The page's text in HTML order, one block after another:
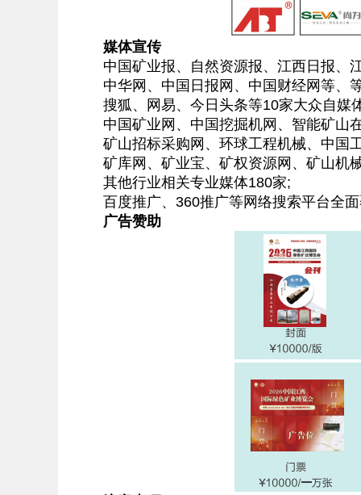
媒体宣传
中国矿业报、自然资源报、江西日报、
中华网、中国日报网、中国财经网等、
搜狐、网易、今日头条等10家大众自媒
中国矿业网、中国挖掘机网、智能矿山
矿山招标采购网、环球工程机械、中国
矿库网、矿业宝、矿权资源网、矿山机
其他行业相关专业媒体180家;
百度推广、360推广等网络搜索平台全面
广告赞助